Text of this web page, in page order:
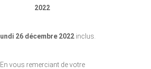
2022
lundi 26 décembre 2022 inclus.
En vous remerciant de votre